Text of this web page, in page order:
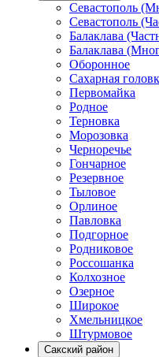
Севастополь
Севастополь
Балаклава
Балаклава
Оборонное
Сахарная
Первомайка
Родное
Терновка
Морозовка
Черноречье
Гончарное
Резервное
Тыловое
Орлиное
Павловка
Подгорное
Родниковое
Россошанка
Колхозное
Озерное
Широкое
Хмельницкое
Штурмовое
Сакский район